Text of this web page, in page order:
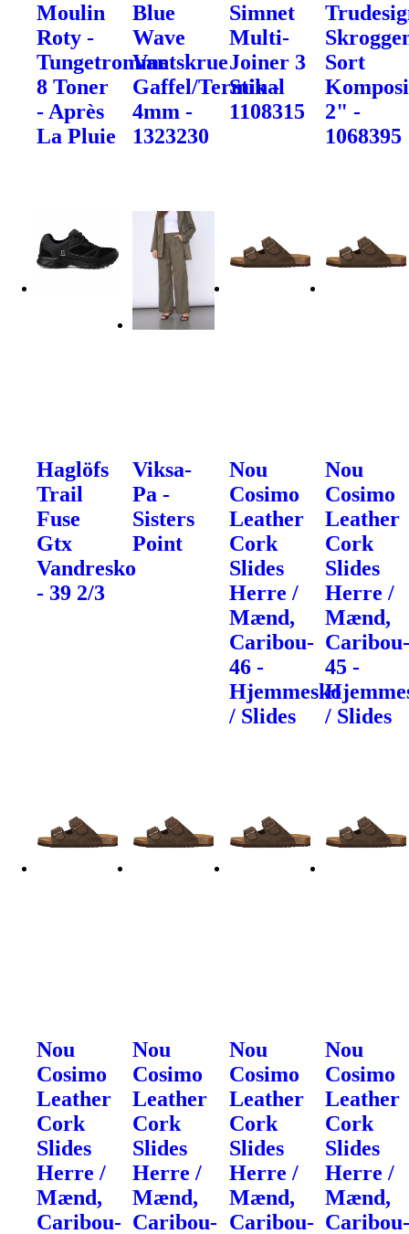
Moulin
Roty -
Tungetromme
8 Toner
- Après
La Pluie
Blue
Wave
Vantskrue
Gaffel/Terminal
4mm -
1323230
Simnet
Multi-
Joiner 3
Stik -
1108315
Sort
2" -
1068395
Haglöfs
Trail
Fuse
Gtx
Vandresko
- 39 2/3
Viksa-
Pa -
Sisters
Point
Nou
Cosimo
Leather
Cork
Slides
Herre /
Mænd,
Caribou-
46 -
Hjemmesko
/ Slides
Nou
Cosimo
Leather
Cork
Slides
Herre /
Mænd,
45 -
/ Slides
Nou
Cosimo
Leather
Cork
Slides
Herre /
Mænd,
Caribou-
Nou
Cosimo
Leather
Cork
Slides
Herre /
Mænd,
Caribou-
Nou
Cosimo
Leather
Cork
Slides
Herre /
Mænd,
Caribou-
Nou
Cosimo
Leather
Cork
Slides
Herre /
Mænd,